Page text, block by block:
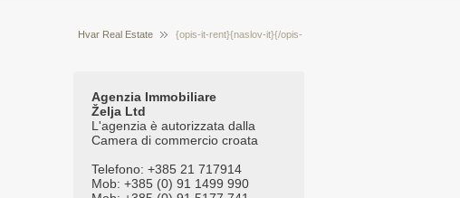
Hvar Real Estate {opis-it-rent}{naslov-it}{/opis-
prodaja}{naslov-it}{/opis-it-prodaja}{tekst-it-glavna}
{naslov-it}{/tekst-it-glavna}
Agenzia Immobiliare
Želja Ltd
L'agenzia è autorizzata dalla
Camera di commercio croata
Telefono: +385 21 717914
Mob: +385 (0) 91 1499 990